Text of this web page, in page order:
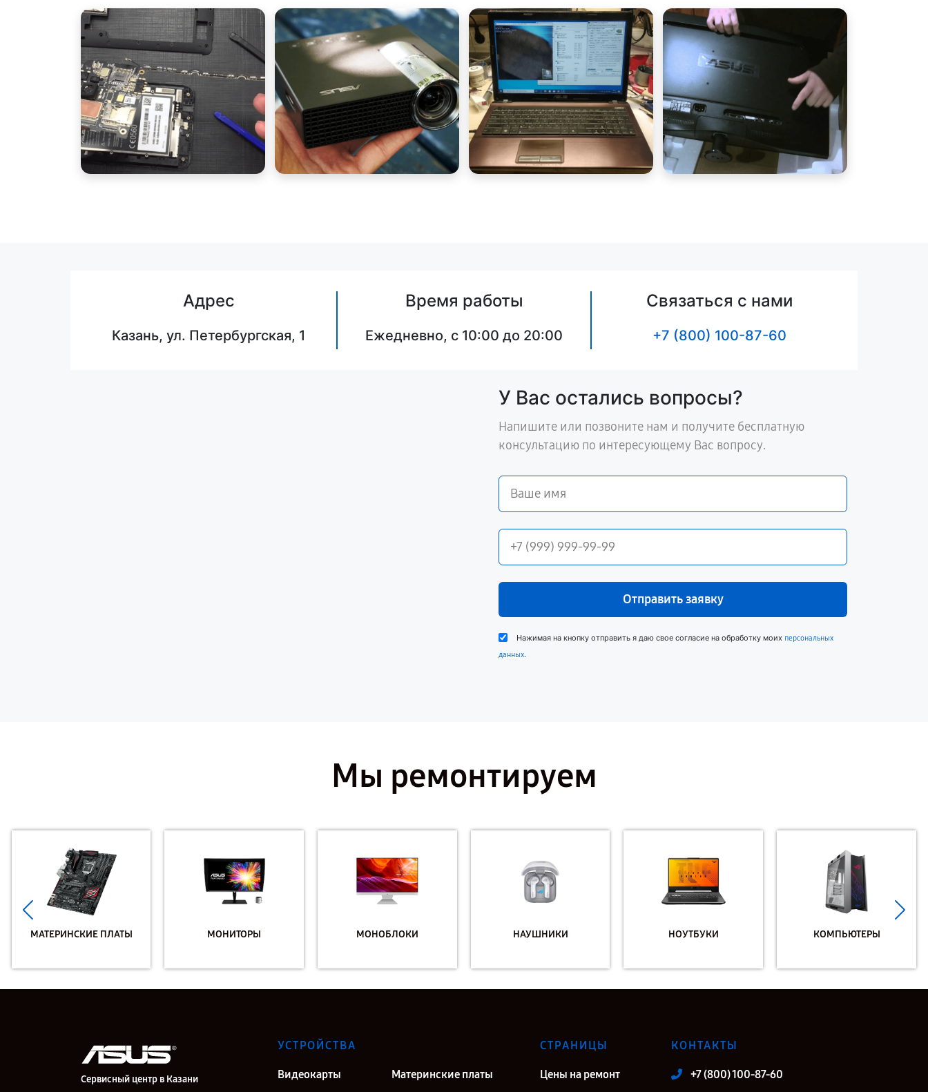
Адрес
Казань, ул. Петербургская, 1
Время работы
Ежедневно, с 10:00 до 20:00
Связаться с нами
+7 (800) 100-87-60
У Вас остались вопросы?
Напишите или позвоните нам и получите бесплатную
консультацию по интересующему Вас вопросу.
Отправить заявку
Нажимая на кнопку отправить я даю свое согласие на обработку моих персональных
данных.
Мы ремонтируем
МАТЕРИНСКИЕ ПЛАТЫ МОНИТОРЫ МОНОБЛОКИ НАУШНИКИ НОУТБУКИ КОМПЬЮТЕРЫ
Сервисный центр в Казани
УСТРОЙСТВА
Видеокарты Материнские платы
СТРАНИЦЫ
Цены на ремонт
КОНТАКТЫ
+7 (800) 100-87-60